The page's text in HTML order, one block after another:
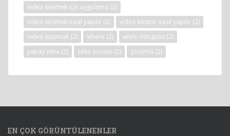
video kesmek için uygulama (2)
video kesmek nasıl yapılır (2) video kesme nasıl yapılır (2)
video kırpmak (2) where (2) while döngüsü (2)
yapay zeka (2) zeka sorusu (2) çözümü (2)
EN ÇOK GÖRÜNTÜLENENLER